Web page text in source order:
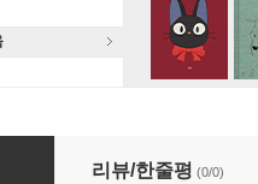
리뷰/한줄평 (0/0)